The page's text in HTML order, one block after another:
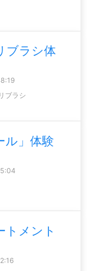
ブラシ体
ブラシ
ル」体験
トメント